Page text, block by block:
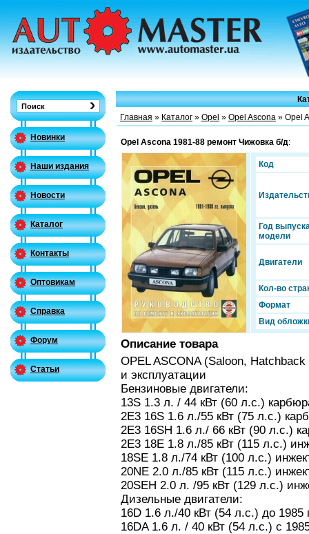
Новинки
Наши издания
Новости
Каталог
Контакты
Оптовикам
Справка
Форум
Статьи
Главная » Каталог » Opel » Opel Ascona » Opel
Opel Ascona 1981-88 ремонт Чижовка б/д:
Код
Год
модели
Двигатели
Кол-во
Формат
Вид
Описание товара
OPEL ASCONA (Saloon,
и эксплуатации
Бензиновые двигатели:
13S 1.3 л. / 44 кВт (60 л.с.)
2E3 16S 1.6 л./55 кВт (75 л.с.)
2E3 16SH 1.6 л./ 66 кВт (90 л.с.)
2E3 18Е 1.8 л./85 кВт (115 л.с.)
18SE 1.8 л./74 кВт (100 л.с.)
20NE 2.0 л./85 кВт (115 л.с.)
20SEH 2.0 л. /95 кВт (129 л.с.)
Дизельные двигатели:
16D 1.6 л./40 кВт (54 л.с.) до 1985
16DA 1.6 л. / 40 кВт (54 л.с.) с